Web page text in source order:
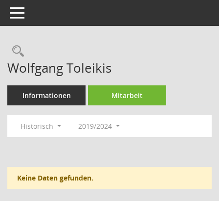
Toggle navigation
Rechercheauswahl
Wolfgang Toleikis
Informationen Mitarbeit
Historisch 2019/2024
Keine Daten gefunden.